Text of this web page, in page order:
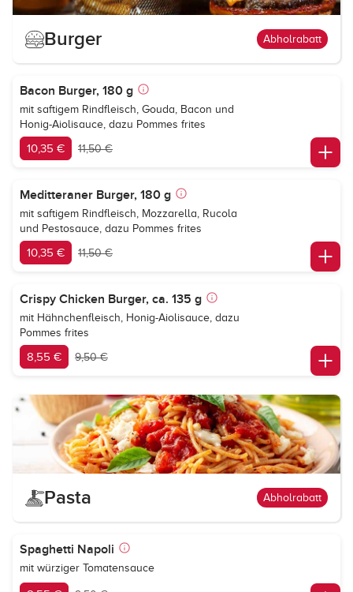
Burger Abholrabatt
Bacon Burger, 180 g
mit saftigem Rindfleisch, Gouda, Bacon und
Honig-Aiolisauce, dazu Pommes frites
10,35 € 11,50 €
Meditteraner Burger, 180 g
mit saftigem Rindfleisch, Mozzarella, Rucola
und Pestosauce, dazu Pommes frites
10,35 € 11,50 €
Crispy Chicken Burger, ca. 135 g
mit Hähnchenfleisch, Honig-Aiolisauce, dazu
Pommes frites
8,55 € 9,50 €
Pasta Abholrabatt
Spaghetti Napoli
mit würziger Tomatensauce